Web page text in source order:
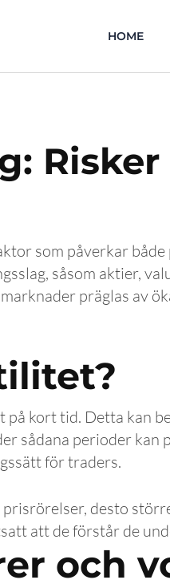
HOME
som påverkar
såsom aktier,
präglas av
kort tid. Detta kan
sådana perioder
för traders.
desto
att de förstår de
och